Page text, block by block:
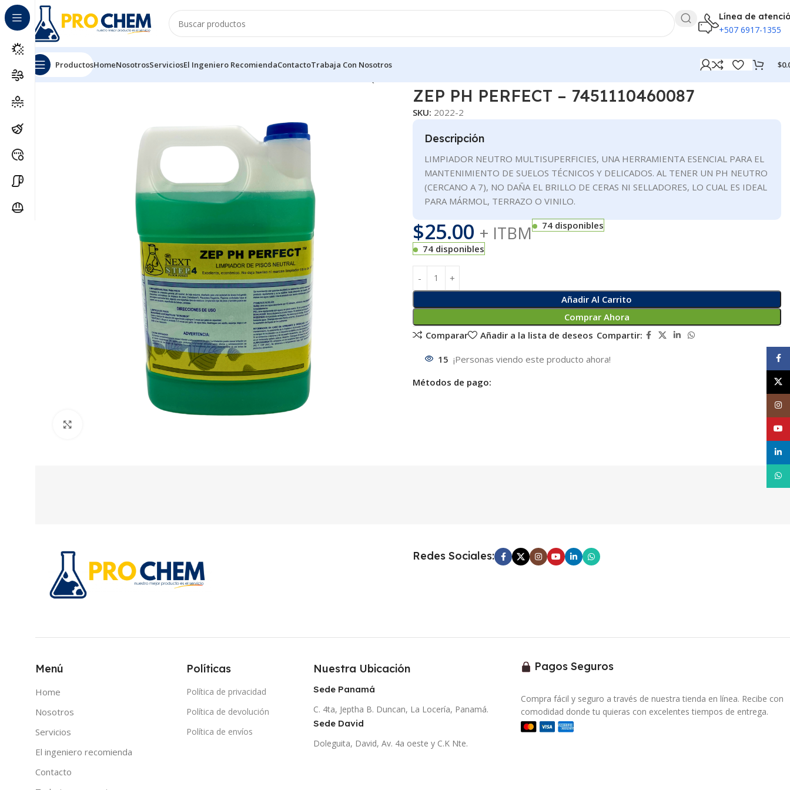
Línea de
+507 6917-1355
ProductosHomeNosotrosServiciosEl Ingeniero RecomiendaContactoTrabaja Con Nosotros $
Inicio SOLUCIONES DE LIMPIEZA
ZEP PH PERFECT – 7451110460087
SKU: 2022-2
Descripción
LIMPIADOR NEUTRO MULTISUPERFICIES, UNA HERRAMIENTA ESENCIAL PARA EL
MANTENIMIENTO DE SUELOS TÉCNICOS Y DELICADOS. AL TENER UN PH NEUTRO
(CERCANO A 7), NO DAÑA EL BRILLO DE CERAS NI SELLADORES, LO CUAL ES IDEAL
PARA MÁRMOL, TERRAZO O VINILO.
$25.00 + ITBM
74 disponibles
74 disponibles
Añadir Al Carrito
Comprar Ahora
Comparar
Añadir a la lista de deseos Compartir:
15 ¡Personas viendo este producto ahora!
Métodos de pago:
Redes Sociales:
Menú
Home
Nosotros
Servicios
El ingeniero recomienda
Contacto
Políticas
Política de privacidad
Política de devolución
Política de envíos
Nuestra Ubicación
Sede Panamá
C. 4ta, Jeptha B. Duncan, La Locería, Panamá.
Sede David
Doleguita, David, Av. 4a oeste y C.K Nte.
Pagos Seguros
Compra fácil y seguro a través de nuestra tienda en línea. Recibe con
comodidad donde tu quieras con excelentes tiempos de entrega.